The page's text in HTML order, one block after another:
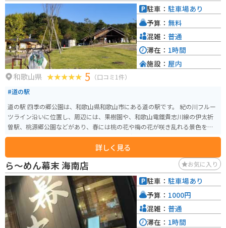
あり、周辺には道の駅 くしがきの里など、他の道の駅も点在しています。 道
の駅 紀の川万葉の里は、地元の文化や自然に触れ、和歌山の魅力を満喫でき
るスポットです。
和歌山県 5 （口コミ1件）
#道の駅
道の駅 四季の郷公園は、和歌山県和歌山市にある道の駅です。 紀の川フルー
ツライン沿いに位置し、周辺には、果樹園や、和歌山電鐵貴志川線の伊太祈
曽駅、桃源郷公園などがあり、春には桃の花や梅の花が咲き乱れる景色を楽
しむことができます。 道の駅には、地元産の新鮮な農産物が販売されている
直売所や、和歌山ラーメンや、地元産の果物を使ったスイーツなどが楽しめ
るレストランがあります。 バイクツーリングで訪れる場合、道の駅の駐車場
は広く、休憩場所としても最適です。 また、道の駅には、観光案内所も併設
されているので、周辺の観光スポット情報も得ることができ、ツーリングの
拠点としてもおすすめです。
詳しく見る
駐車： 駐車場あり
予算： 無料
混雑： 普通
滞在： 1時間
施設： 屋内
ら～めん幕末 海南店 お気に入り
駐車： 駐車場あり
予算： 1000円
混雑： 普通
滞在： 1時間